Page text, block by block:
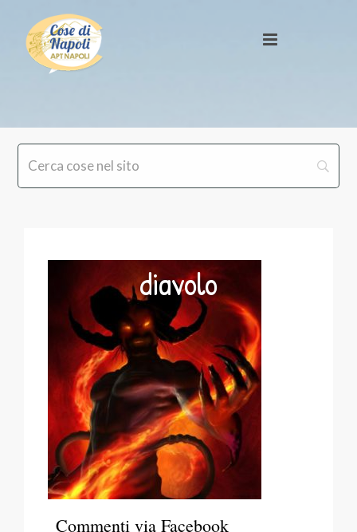
diavolo
Commenti via Facebook